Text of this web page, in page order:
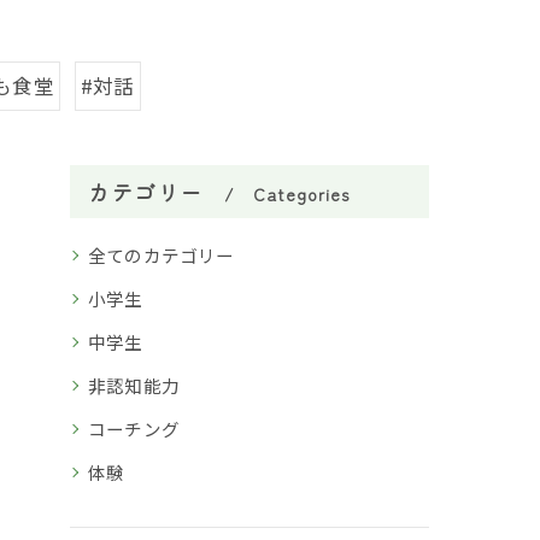
食堂 #対話
カテゴリー Categories
全てのカテゴリー
小学生
中学生
非認知能力
コーチング
体験